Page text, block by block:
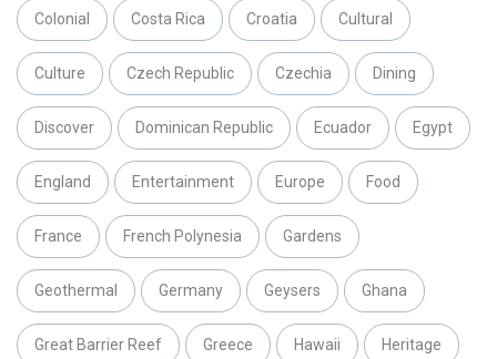
Colonial Costa Rica Croatia Cultural
Culture Czech Republic Czechia Dining
Discover Dominican Republic Ecuador Egypt
England Entertainment Europe Food
France French Polynesia Gardens
Geothermal Germany Geysers Ghana
Great Barrier Reef Greece Hawaii Heritage